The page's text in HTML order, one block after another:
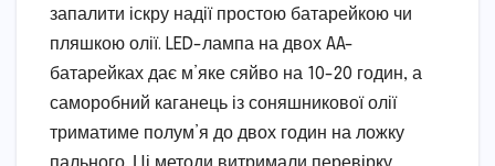
запалити іскру надії простою батарейкою чи
пляшкою олії. LED-лампа на двох AA-
батарейках дає м’яке сяйво на 10-20 годин, а
саморобний каганець із соняшникової олії
триматиме полум’я до двох годин на ложку